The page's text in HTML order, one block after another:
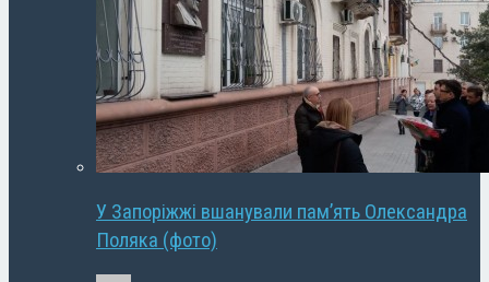
У Запоріжжі вшанували пам’ять Олександра
Поляка (фото)